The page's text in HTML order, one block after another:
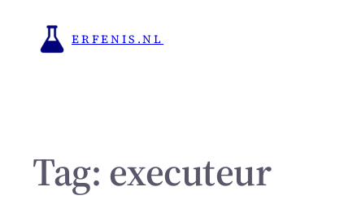
ERFENIS.NL
Tag:executeur